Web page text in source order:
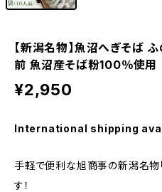
【新潟名物】魚沼へぎそば
前 魚沼産そば粉100％使用
¥2,950
International shipping
手軽で便利な旭商事の新潟名物
す！